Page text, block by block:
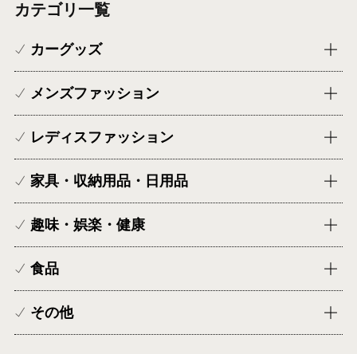
カテゴリ一覧
カーグッズ
メンズファッション
レディスファッション
家具・収納用品・日用品
趣味・娯楽・健康
食品
その他